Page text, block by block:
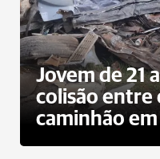
Jovem de 21
colisão entre
caminhão